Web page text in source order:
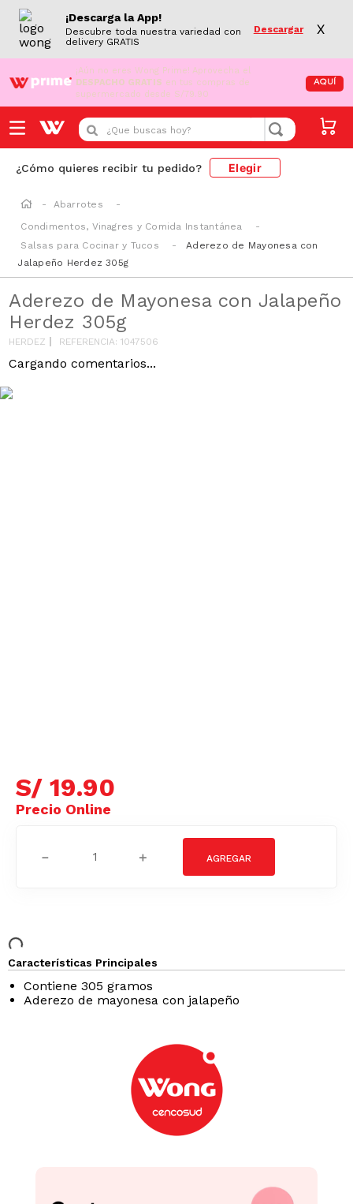
¡Descarga la App!
Descubre toda nuestra variedad con
delivery GRATIS
Descargar X
¡Aún no eres Wong Prime! Aprovecha el
DESPACHO GRATIS en tus compras de
supermercado desde S/79.90
AQUÍ
¿Que buscas hoy?
¿Cómo quieres recibir tu pedido? Elegir
Abarrotes
Condimentos, Vinagres y Comida Instantánea
Salsas para Cocinar y Tucos
Aderezo de Mayonesa con
Jalapeño Herdez 305g
Aderezo de Mayonesa con Jalapeño
Herdez 305g
HERDEZ REFERENCIA:1047506
Cargando comentarios...
S/ 19.90
＋
－
Características Principales
Contiene 305 gramos
Aderezo de mayonesa con jalapeño